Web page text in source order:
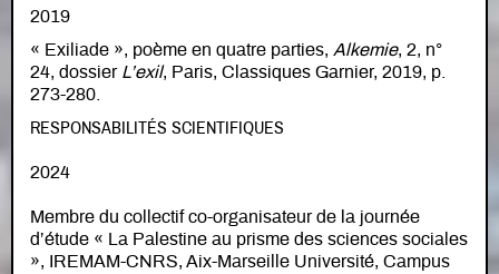
2019
« Exiliade », poème en quatre parties, Alkemie, 2, n°
24, dossier L’exil, Paris, Classiques Garnier, 2019, p.
273-280.
RESPONSABILITÉS SCIENTIFIQUES
2024
Membre du collectif co-organisateur de la journée
d’étude « La Palestine au prisme des sciences sociales
», IREMAM-CNRS, Aix-Marseille Université, Campus